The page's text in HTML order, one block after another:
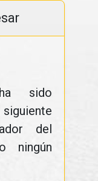
sido
del
ningún